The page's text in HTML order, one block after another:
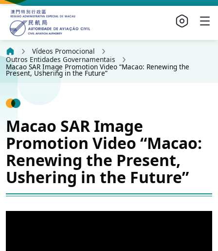
Vídeos Promocional
Outros Entidades Governamentais
Macao SAR Image Promotion Video “Macao: Renewing the
Present, Ushering in the Future”
Macao SAR Image
Promotion Video “Macao:
Renewing the Present,
Ushering in the Future”